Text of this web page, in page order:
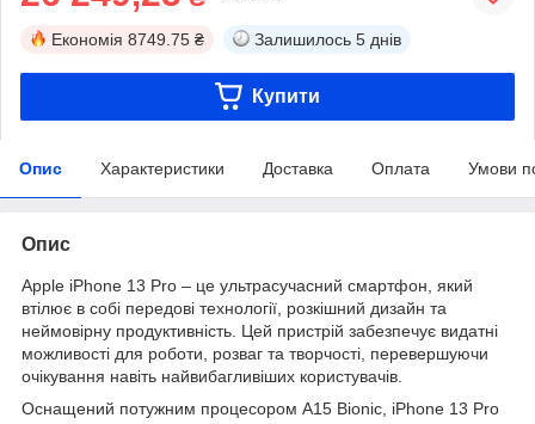
Економія 8749.75 ₴ Залишилось 5 днів
Купити
Опис Характеристики Доставка Оплата Умови
Опис
Apple iPhone 13 Pro – це ультрасучасний смартфон, який
втілює в собі передові технології, розкішний дизайн та
неймовірну продуктивність. Цей пристрій забезпечує видатні
можливості для роботи, розваг та творчості, перевершуючи
очікування навіть найвибагливіших користувачів.
Оснащений потужним процесором A15 Bionic, iPhone 13 Pro